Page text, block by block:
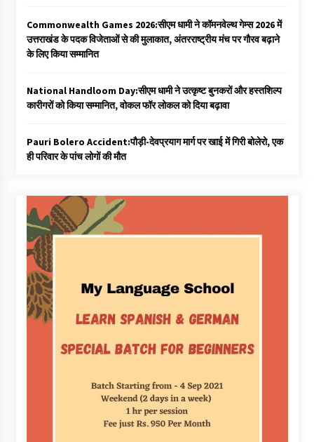
Commonwealth Games 2026:सीएम धामी ने कॉमनवेल्थ गेम्स 2026 में
उत्तराखंड के पदक विजेताओं से की मुलाकात, अंतरराष्ट्रीय मंच पर गौरव बढ़ाने
के लिए किया सम्मानित
National Handloom Day:सीएम धामी ने उत्कृष्ट बुनकरों और हस्तशिल्प
कारीगरों को किया सम्मानित, वोकल फॉर लोकल को दिया बढ़ावा
Pauri Bolero Accident:पौड़ी-देवप्रयाग मार्ग पर खाई में गिरी बोलेरो, एक
ही परिवार के पांच लोगों की मौत